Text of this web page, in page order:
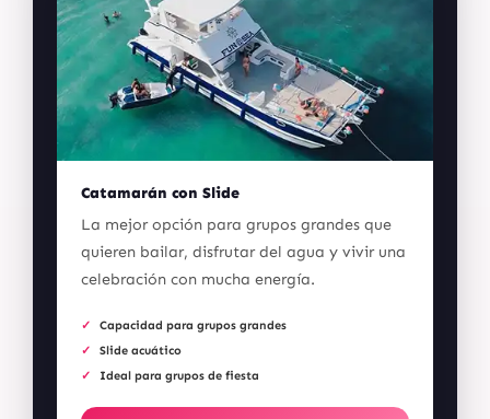
Catamarán con Slide
La mejor opción para grupos grandes que
quieren bailar, disfrutar del agua y vivir una
celebración con mucha energía.
Capacidad para grupos grandes
Slide acuático
Ideal para grupos de fiesta